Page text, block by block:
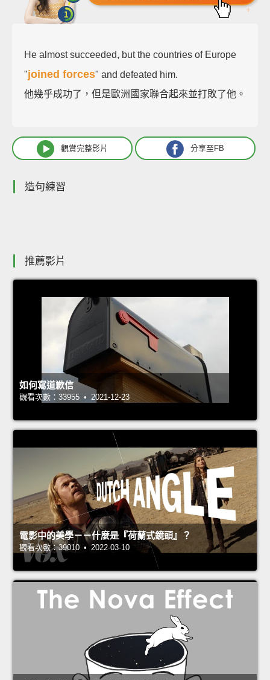
He almost succeeded, but the countries of Europe
"joined forces" and defeated him.
他幾乎成功了，但是歐洲國家聯合起來並打敗了他。
觀賞完整影片 分享至FB
造句練習
推薦影片
如何寫道歉信
觀看次數：33955 • 2021-12-23
電影中的美學－－什麼是『荷蘭式鏡頭』？
觀看次數：39010 • 2022-03-10